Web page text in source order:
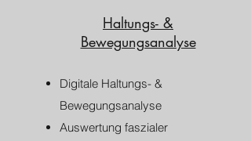
Haltungs- &
Bewegungsanalyse
​Digitale Haltungs- &
Bewegungsanalyse
Auswertung faszialer